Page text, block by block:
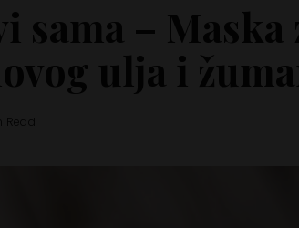
sama – Maska
ulja i